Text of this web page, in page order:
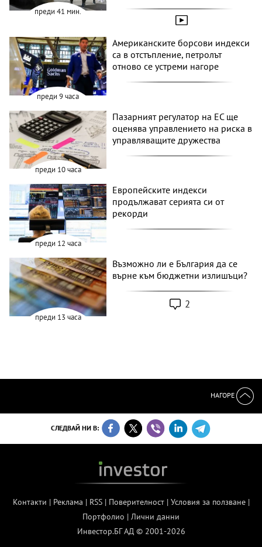
преди 41 мин.
преди 9 часа
Американските борсови индекси
са в отстъпление, петролът
отново се устреми нагоре
преди 10 часа
Пазарният регулатор на ЕС ще
оценява управлението на риска в
управляващите дружества
преди 12 часа
Европейските индекси
продължават серията си от
рекорди
преди 13 часа
Възможно ли е България да се
върне към бюджетни излишъци?
2
НАГОРЕ
СЛЕДВАЙ НИ В:
Контакти | Реклама | RSS| Поверителност| Условия за ползване|
Портфолио | Лични данни
Инвестор.БГ АД © 2001-2026